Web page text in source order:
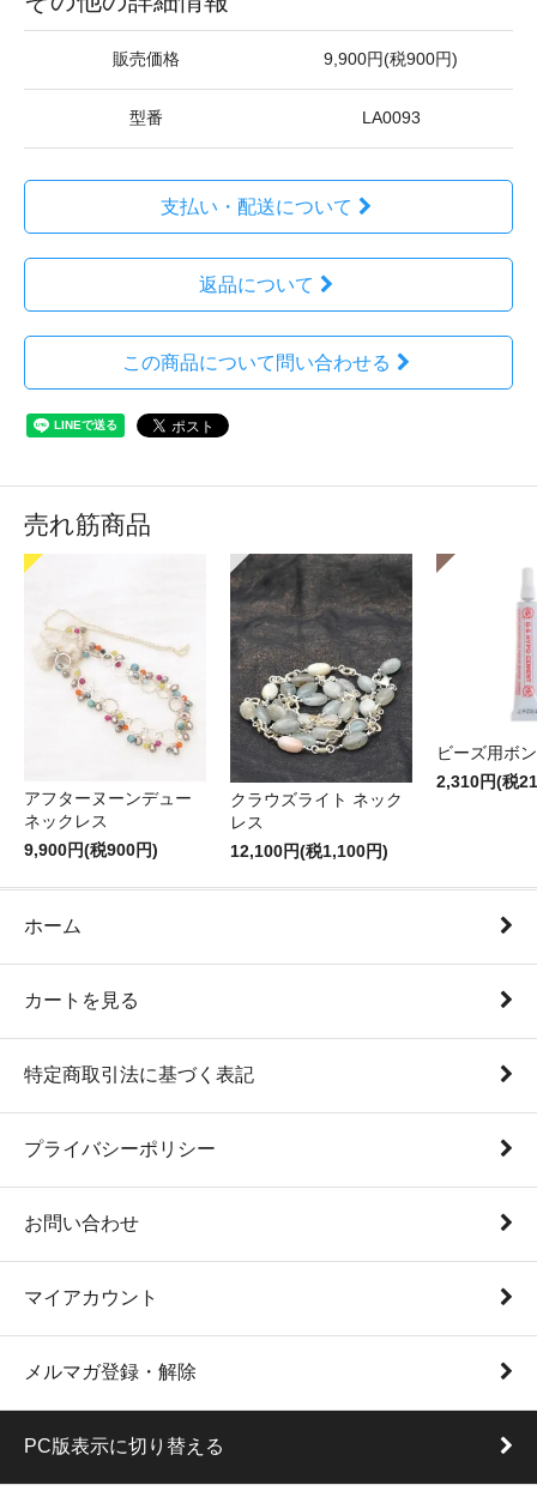
販売価格 9,900円(税900円)
型番 LA0093
支払い・配送について
返品について
この商品について問い合わせる
売れ筋商品
アフターヌーンデュー
ネックレス
9,900円(税900円)
クラウズライト ネック
レス
12,100円(税1,100円)
ビーズ用ボ
2,310円(税
ホーム
カートを見る
特定商取引法に基づく表記
プライバシーポリシー
お問い合わせ
マイアカウント
メルマガ登録・解除
PC版表示に切り替える